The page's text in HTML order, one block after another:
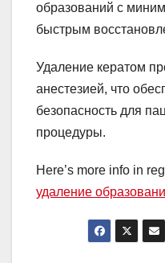
образований с
быстрым
Удаление кератом
анестезией, что
безопасность для
процедуры.
Here’s more info in
удаление